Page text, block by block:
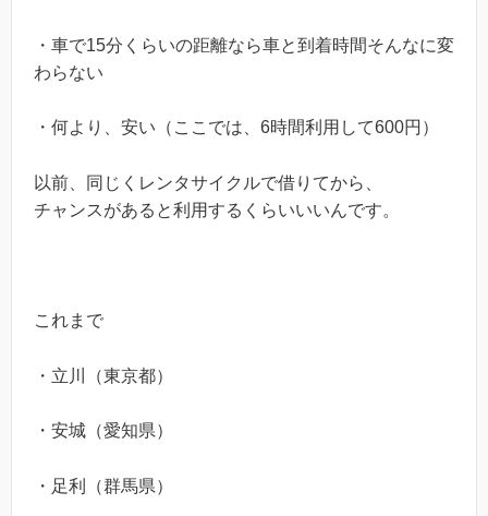
・車で15分くらいの距離なら車と到着時間そんなに変
わらない
・何より、安い（ここでは、6時間利用して600円）
以前、同じくレンタサイクルで借りてから、
チャンスがあると利用するくらいいいんです。
これまで
・立川（東京都）
・安城（愛知県）
・足利（群馬県）